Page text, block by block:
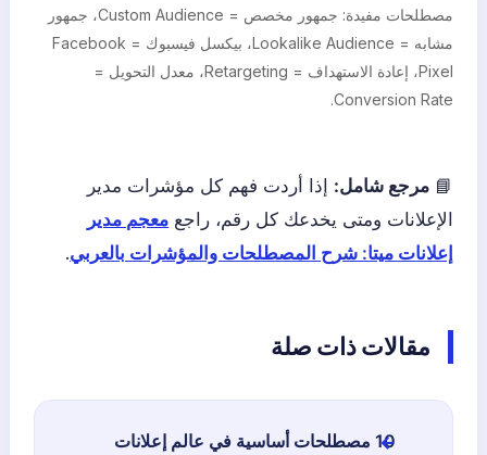
مصطلحات مفيدة: جمهور مخصص = Custom Audience، جمهور
مشابه = Lookalike Audience، بيكسل فيسبوك = Facebook
Pixel، إعادة الاستهداف = Retargeting، معدل التحويل =
Conversion Rate.
📘 مرجع شامل: إذا أردت فهم كل مؤشرات مدير
الإعلانات ومتى يخدعك كل رقم، راجع معجم مدير
إعلانات ميتا: شرح المصطلحات والمؤشرات بالعربي.
مقالات ذات صلة
10 مصطلحات أساسية في عالم إعلانات